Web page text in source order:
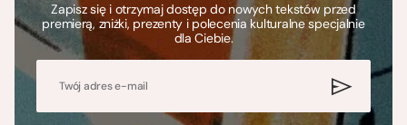
Zapisz się i otrzymaj dostęp do nowych tekstów przed
premierą, zniżki, prezenty i polecenia kulturalne specjalnie
dla Ciebie.